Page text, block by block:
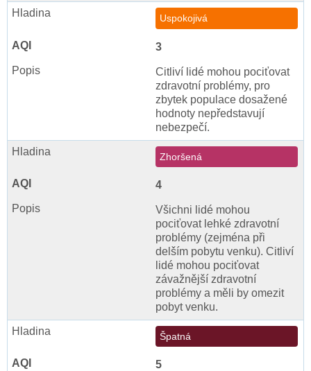
Uspokojivá
3
Citliví lidé mohou pociťovat
zdravotní problémy, pro
zbytek populace dosažené
hodnoty nepředstavují
nebezpečí.
Zhoršená
4
Všichni lidé mohou
pociťovat lehké zdravotní
problémy (zejména při
delším pobytu venku). Citliví
lidé mohou pociťovat
závažnější zdravotní
problémy a měli by omezit
pobyt venku.
Špatná
5